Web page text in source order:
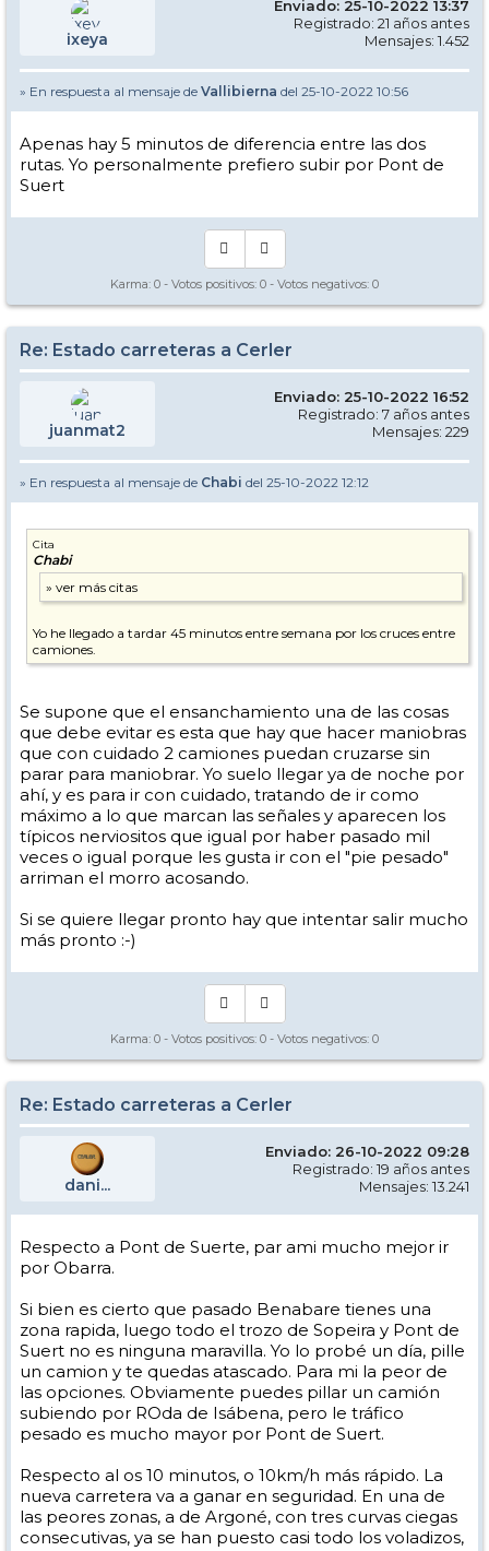
ixeya
Enviado: 25-10-2022 13:37
Registrado: 21 años antes
Mensajes: 1.452
» En respuesta al mensaje de Vallibierna del 25-10-2022 10:56
Apenas hay 5 minutos de diferencia entre las dos
rutas. Yo personalmente prefiero subir por Pont de
Suert
Karma: 0 - Votos positivos: 0 - Votos negativos: 0
Re: Estado carreteras a Cerler
juanmat2
Enviado: 25-10-2022 16:52
Registrado: 7 años antes
Mensajes: 229
» En respuesta al mensaje de Chabi del 25-10-2022 12:12
Cita
Chabi
Yo he llegado a tardar 45 minutos entre semana por los cruces entre
camiones.
Se supone que el ensanchamiento una de las cosas
que debe evitar es esta que hay que hacer maniobras
que con cuidado 2 camiones puedan cruzarse sin
parar para maniobrar. Yo suelo llegar ya de noche por
ahí, y es para ir con cuidado, tratando de ir como
máximo a lo que marcan las señales y aparecen los
típicos nerviositos que igual por haber pasado mil
veces o igual porque les gusta ir con el "pie pesado"
arriman el morro acosando.
Si se quiere llegar pronto hay que intentar salir mucho
más pronto :-)
Karma: 0 - Votos positivos: 0 - Votos negativos: 0
Re: Estado carreteras a Cerler
dani...
Enviado: 26-10-2022 09:28
Registrado: 19 años antes
Mensajes: 13.241
Respecto a Pont de Suerte, par ami mucho mejor ir
por Obarra.
Si bien es cierto que pasado Benabare tienes una
zona rapida, luego todo el trozo de Sopeira y Pont de
Suert no es ninguna maravilla. Yo lo probé un día, pille
un camion y te quedas atascado. Para mi la peor de
las opciones. Obviamente puedes pillar un camión
subiendo por ROda de Isábena, pero le tráfico
pesado es mucho mayor por Pont de Suert.
Respecto al os 10 minutos, o 10km/h más rápido. La
nueva carretera va a ganar en seguridad. En una de
las peores zonas, a de Argoné, con tres curvas ciegas
consecutivas, ya se han puesto casi todo los voladizos,